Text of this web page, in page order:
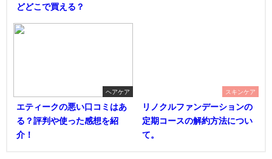
どどこで買える？
ヘアケア
エティークの悪い口コミはあ
る？評判や使った感想を紹
介！
スキンケア
リノクルファンデーションの
定期コースの解約方法につい
て。